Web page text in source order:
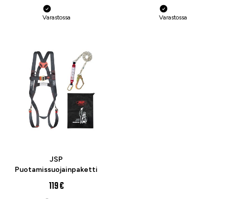
Varastossa Varastossa
JSP
Puotamissuojainpaketti
119 €